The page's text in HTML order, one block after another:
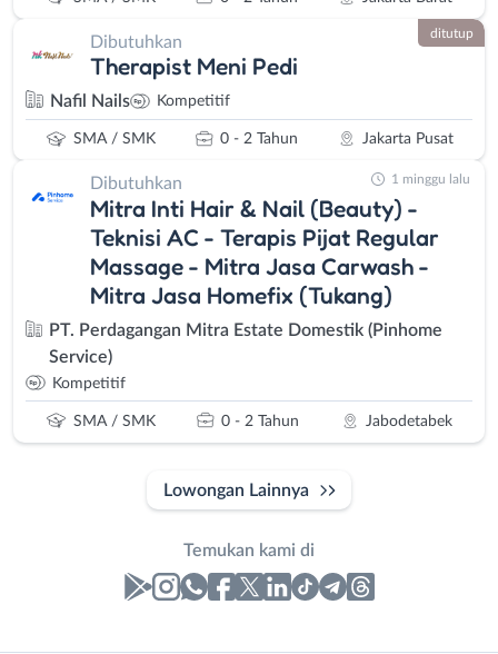
Dibutuhkan
Therapist Meni Pedi
Nafil Nails Kompetitif
SMA / SMK 0 - 2 Tahun Jakarta Pusat
ditutup
Dibutuhkan
Mitra Inti Hair & Nail (Beauty) -
Teknisi AC - Terapis Pijat Regular
Massage - Mitra Jasa Carwash -
Mitra Jasa Homefix (Tukang)
PT. Perdagangan Mitra Estate Domestik (Pinhome
Service)
Kompetitif
SMA / SMK 0 - 2 Tahun Jabodetabek
1 minggu lalu
Lowongan Lainnya
Temukan kami di